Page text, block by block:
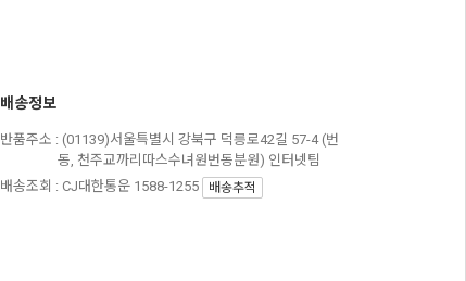
배송정보
반품주소 : (01139)서울특별시 강북구 덕릉로42길 57-4 (번
동, 천주교까리따스수녀원번동분원) 인터넷팀
배송조회 : CJ대한통운 1588-1255
배송추적